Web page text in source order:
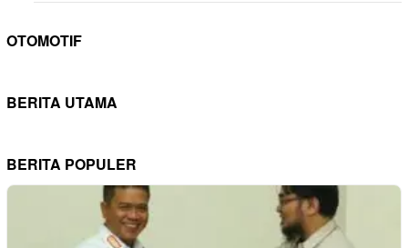
OTOMOTIF
BERITA UTAMA
BERITA POPULER